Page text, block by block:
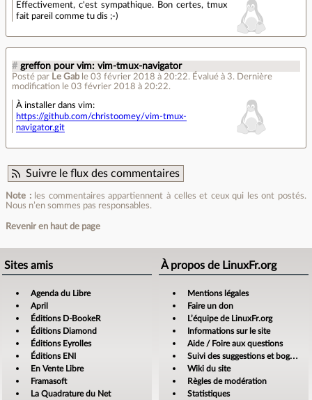
Effectivement, c'est sympathique. Bon certes, tmux
fait pareil comme tu dis ;-)
# greffon pour vim: vim-tmux-navigator
Posté par Le Gab le 03 février 2018 à 20:22. Évalué à 3. Dernière
modification le 03 février 2018 à 20:22.
À installer dans vim:
https://github.com/christoomey/vim-tmux-
navigator.git
Suivre le flux des commentaires
Note :les commentaires appartiennent à celles et ceux qui les ont postés.
Nous n’en sommes pas responsables.
Revenir en haut de page
Sites amis
Agenda du Libre
April
Éditions D-BookeR
Éditions Diamond
Éditions Eyrolles
Éditions ENI
En Vente Libre
Framasoft
La Quadrature du Net
À propos de LinuxFr.org
Mentions légales
Faire un don
L’équipe de LinuxFr.org
Informations sur le site
Aide / Foire aux questions
Suivi des suggestions et bogues
Wiki du site
Règles de modération
Statistiques